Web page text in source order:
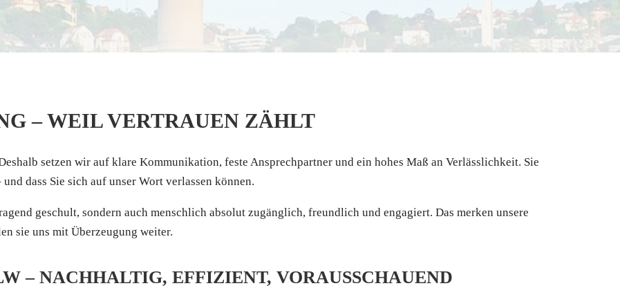
– WEIL VERTRAUEN ZÄHLT
setzen wir auf klare Kommunikation, feste Ansprechpartner und ein hohes Maß an Verlässlichkeit. Sie
dass Sie sich auf unser Wort verlassen können.
geschult, sondern auch menschlich absolut zugänglich, freundlich und engagiert. Das merken unsere
sie uns mit Überzeugung weiter.
– NACHHALTIG, EFFIZIENT, VORAUSSCHAUEND